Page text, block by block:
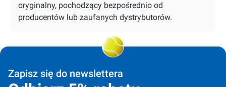
oryginalny, pochodzący bezpośrednio od
producentów lub zaufanych dystrybutorów.
Zapisz się do newslettera